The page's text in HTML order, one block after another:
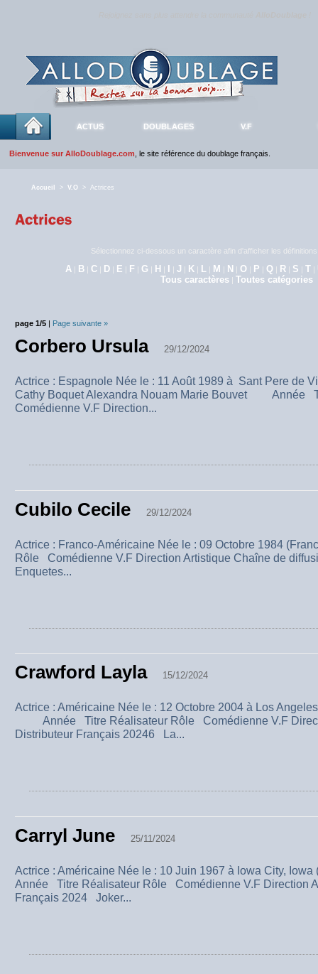
ACTUS DOUBLAGES V.F
Bienvenue sur AlloDoublage.com , le site référence du doublage français.
Accueil > V.O > Actrices
Sélectionnez ci-dessous un caractère afin d'afficher les
A | B | C | D | E | F | G | H | I |J | K | L | M | N | O | P | Q | R | S | T |
Tous caractères | Toutes catégories
page 1/5 | Page suivante »
Corbero Ursula 29/12/2024
Actrice : Espagnole Née le : 11 Août 1989 à Sant Pere de
Cathy Boquet Alexandra Nouam Marie Bouvet Année
Comédienne V.F Direction...
Cubilo Cecile 29/12/2024
Actrice : Franco-Américaine Née le : 09 Octobre 1984
Rôle Comédienne V.F Direction Artistique Chaîne de
Enquetes...
Crawford Layla 15/12/2024
Actrice : Américaine Née le : 12 Octobre 2004 à Los
Année Titre Réalisateur Rôle Comédienne V.F
Distributeur Français 20246 La...
Carryl June 25/11/2024
Actrice : Américaine Née le : 10 Juin 1967 à Iowa City,
Année Titre Réalisateur Rôle Comédienne V.F Direction
Français 2024 Joker...